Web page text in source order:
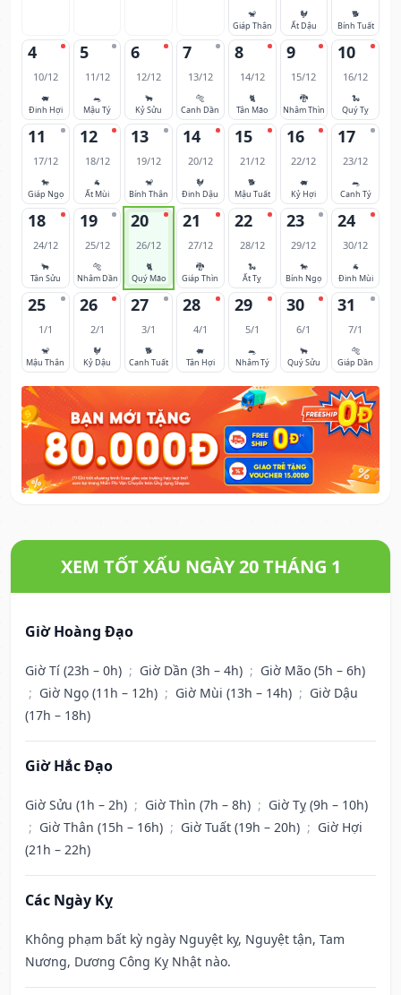
🐒
Giáp Thân
🐓
Ất Dậu
🐕
Bính Tuất
4
10/12
🐖
Đinh Hợi
5
11/12
🐀
Mậu Tý
6
12/12
🐂
Kỷ Sửu
7
13/12
🐅
Canh Dần
8
14/12
🐈
Tân Mão
9
15/12
🐉
Nhâm Thìn
10
16/12
🐍
Quý Tỵ
11
17/12
🐎
Giáp Ngọ
12
18/12
🐐
Ất Mùi
13
19/12
🐒
Bính Thân
14
20/12
🐓
Đinh Dậu
15
21/12
🐕
Mậu Tuất
16
22/12
🐖
Kỷ Hợi
17
23/12
🐀
Canh Tý
18
24/12
🐂
Tân Sửu
19
25/12
🐅
Nhâm Dần
20
26/12
🐈
Quý Mão
21
27/12
🐉
Giáp Thìn
22
28/12
🐍
Ất Tỵ
23
29/12
🐎
Bính Ngọ
24
30/12
🐐
Đinh Mùi
25
1/1
🐒
Mậu Thân
26
2/1
🐓
Kỷ Dậu
27
3/1
🐕
Canh Tuất
28
4/1
🐖
Tân Hợi
29
5/1
🐀
Nhâm Tý
30
6/1
🐂
Quý Sửu
31
7/1
🐅
Giáp Dần
XEM TỐT XẤU NGÀY 20 THÁNG 1
Giờ Hoàng Đạo
Giờ Tí (23h – 0h) ; Giờ Dần (3h – 4h) ; Giờ Mão (5h – 6h)
; Giờ Ngọ (11h – 12h) ; Giờ Mùi (13h – 14h) ; Giờ Dậu
(17h – 18h)
Giờ Hắc Đạo
Giờ Sửu (1h – 2h) ; Giờ Thìn (7h – 8h) ; Giờ Tỵ (9h – 10h)
; Giờ Thân (15h – 16h) ; Giờ Tuất (19h – 20h) ; Giờ Hợi
(21h – 22h)
Các Ngày Kỵ
Không phạm bất kỳ ngày Nguyệt kỵ, Nguyệt tận, Tam
Nương, Dương Công Kỵ Nhật nào.